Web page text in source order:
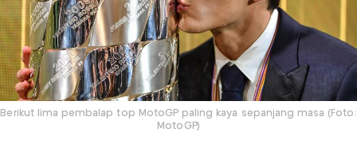
Berikut lima pembalap top MotoGP paling kaya sepanjang masa (Foto:
MotoGP)